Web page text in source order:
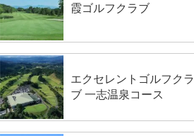
霞ゴルフクラブ
エクセレントゴルフクラ
ブ 一志温泉コース